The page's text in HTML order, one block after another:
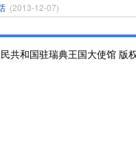
(2013-12-07)
共和国驻瑞典王国大使馆 版